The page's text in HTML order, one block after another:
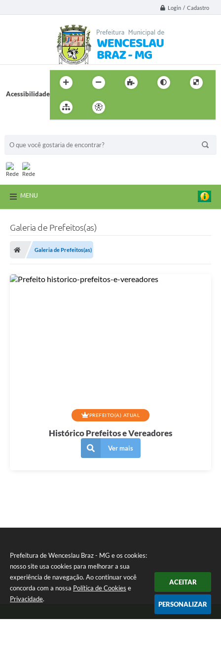
Prefeitura de Wenceslau Braz - MG e os cookies:
nosso site usa cookies para melhorar a sua
experiência de navegação. Ao continuar você
concorda com a nossa Política de Cookies e
Privacidade.
ACEITAR
PERSONALIZAR
Login / Cadastro
Acessibilidade
MENU
Galeria de Prefeitos(as)
Galeria de Prefeitos(as)
PREFEITO(A) ATUAL
Histórico Prefeitos e Vereadores
Ver mais
Telefone: (35) 99971-1768